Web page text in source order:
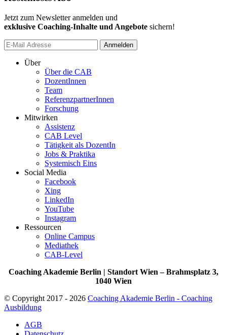
Jetzt zum Newsletter anmelden und
exklusive Coaching-Inhalte und Angebote sichern!
Anmelden
Über
Über die CAB
DozentInnen
Team
ReferenzpartnerInnen
Forschung
Mitwirken
Assistenz
CAB Level
Tätigkeit als DozentIn
Jobs & Praktika
Systemisch Eins
Social Media
Facebook
Xing
LinkedIn
YouTube
Instagram
Ressourcen
Online Campus
Mediathek
CAB-Level
Coaching Akademie Berlin | Standort Wien – Brahmsplatz 3,
1040 Wien
© Copyright 2017 - 2026 Coaching Akademie Berlin - Coaching
Ausbildung
AGB